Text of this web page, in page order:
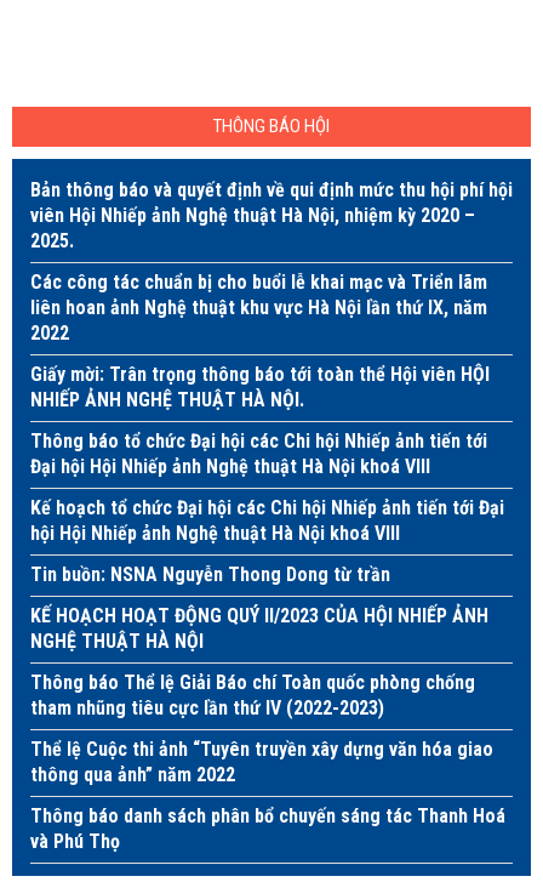
THÔNG BÁO HỘI
Bản thông báo và quyết định về qui định mức thu hội phí hội
viên Hội Nhiếp ảnh Nghệ thuật Hà Nội, nhiệm kỳ 2020 –
2025.
Các công tác chuẩn bị cho buổi lễ khai mạc và Triển lãm
liên hoan ảnh Nghệ thuật khu vực Hà Nội lần thứ IX, năm
2022
Giấy mời: Trân trọng thông báo tới toàn thể Hội viên HỘI
NHIẾP ẢNH NGHỆ THUẬT HÀ NỘI.
Thông báo tổ chức Đại hội các Chi hội Nhiếp ảnh tiến tới
Đại hội Hội Nhiếp ảnh Nghệ thuật Hà Nội khoá VIII
Kế hoạch tổ chức Đại hội các Chi hội Nhiếp ảnh tiến tới Đại
hội Hội Nhiếp ảnh Nghệ thuật Hà Nội khoá VIII
Tin buồn: NSNA Nguyễn Thong Dong từ trần
KẾ HOẠCH HOẠT ĐỘNG QUÝ II/2023 CỦA HỘI NHIẾP ẢNH
NGHỆ THUẬT HÀ NỘI
Thông báo Thể lệ Giải Báo chí Toàn quốc phòng chống
tham nhũng tiêu cực lần thứ IV (2022-2023)
Thể lệ Cuộc thi ảnh “Tuyên truyền xây dựng văn hóa giao
thông qua ảnh” năm 2022
Thông báo danh sách phân bổ chuyến sáng tác Thanh Hoá
và Phú Thọ